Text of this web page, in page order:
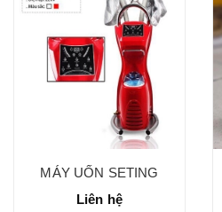
MÁY UỐN SETING
Liên hệ